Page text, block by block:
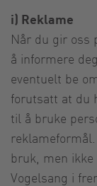
i) Reklame
Når du gir oss
å informere
eventuelt be
forutsatt at du
til å bruke
bruk, men
Vogelsang i